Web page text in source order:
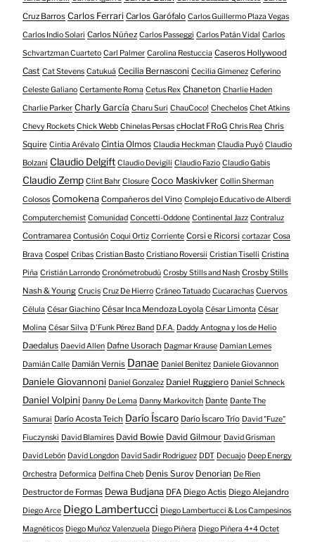
Cruz Barros Carlos Ferrari Carlos Garófalo Carlos Guillermo Plaza Vegas
Carlos Indio Solari Carlos Núñez Carlos Passeggi Carlos Patán Vidal Carlos
Schvartzman Cuarteto Carl Palmer Carolina Restuccia Caseros Hollywood
Cast Cat Stevens Catukuá Cecilia Bernasconi Cecilia Gimenez Ceferino
Celeste Galiano Certamente Roma Cetus Rex Chaneton Charlie Haden
Charlie Parker Charly García Charu Suri ChauCoco! Chechelos Chet Atkins
Chevy Rockets Chick Webb Chinelas Persas cHoclat FRoG Chris Rea Chris
Squire Cintia Arévalo Cintia Olmos Claudia Heckman Claudia Puyó Claudio
Bolzani Claudio Delgift Claudio Devigili Claudio Fazio Claudio Gabis
Claudio Zemp Clint Bahr Closure Coco Maskivker Collin Sherman
Colosos Comokena Compañeros del Vino Complejo Educativo de Alberdi
Computerchemist Comunidad Concetti-Oddone Continental Jazz Contraluz
Contramarea Contusión Coqui Ortiz Corriente Corsi e Ricorsi cortazar Cosa
Brava Cospel Cribas Cristian Basto Cristiano Roversii Cristian Tiselli Cristina
Piña Cristián Larrondo Cronómetrobudú Crosby Stills and Nash Crosby Stills
Nash & Young Crucis Cruz De Hierro Cráneo Tatuado Cucarachas Cuervos
Célula César Giachino César Inca Mendoza Loyola César Limonta César
Molina César Silva D'Funk Pérez Band D.F.A. Daddy Antogna y los de Helio
Daedalus Daevid Allen Dafne Usorach Dagmar Krause Damian Lemes
Damián Calle Damián Vernis Danae Daniel Benitez Daniele Giovannon
Daniele Giovannoni Daniel Gonzalez Daniel Ruggiero Daniel Schneck
Daniel Volpini Danny De Lema Danny Markovitch Dante Dante The
Samurai Darío Acosta Teich Darío Íscaro Darío Íscaro Trío David "Fuze"
Fiuczynski David Blamires David Bowie David Gilmour David Grisman
David Lebón David Longdon David Sadir Rodriguez DDT Decuajo Deep Energy
Orchestra Deformica Delfina Cheb Denis Surov Denorian De Rien
Destructor de Formas Dewa Budjana DFA Diego Actis Diego Alejandro
Diego Arce Diego Lambertucci Diego Lambertucci & Los Campesinos
Magnéticos Diego Muñoz Valenzuela Diego Piñera Diego Piñera 4+4 Octet